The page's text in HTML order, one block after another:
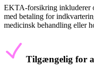
EKTA-forsikring inkluderer
med betaling for
medicinsk behandling eller
Tilgængelig for